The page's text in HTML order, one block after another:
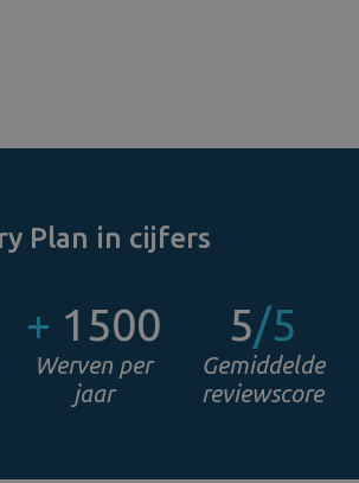
Plan in cijfers
+ 1500
Werven per
jaar
5/5
Gemiddelde
reviewscore